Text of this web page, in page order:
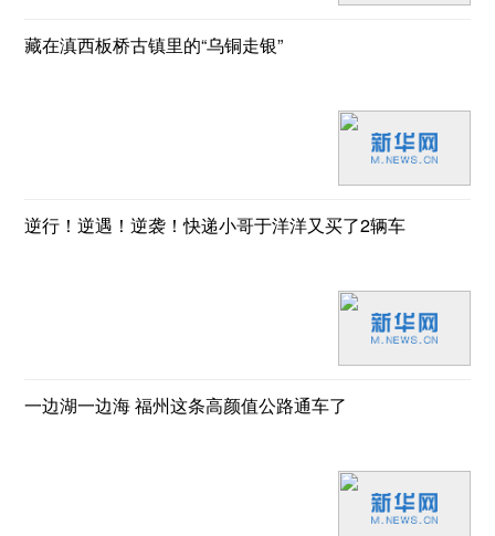
藏在滇西板桥古镇里的“乌铜走银”
逆行！逆遇！逆袭！快递小哥于洋洋又买了2辆车
一边湖一边海 福州这条高颜值公路通车了